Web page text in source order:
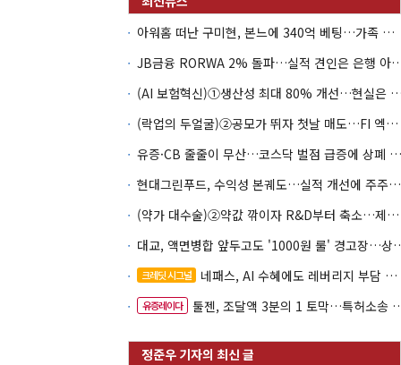
아워홈 떠난 구미현, 본느에 340억 베팅…가족 지배체제 구축
JB금융 RORWA 2% 돌파…실
(AI 보험혁신)①생산성 최대 80%
(락업의 두얼굴)②공모가 뛰자 첫날 매도…FI 엑시트 전략 갈렸다
유증·CB 줄줄이 무산…코스닥 벌점 급증에 상폐 압박
현대그린푸드, 수익성 본궤도…실적 개선에 주주환원까지
(약가 대수술)②약값 깎이자 R&D부터 축소…제약업계 비상경영 돌입
대교, 액면병합 앞두고
크레딧 시그널 네패스, AI 수혜에도 레버리지 부담 여전
유증레이다 툴젠, 조달액 3분의 1 토막…특허소송 비용부터 챙긴다